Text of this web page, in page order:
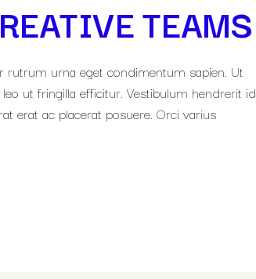
TEAMS
rutrum urna eget condimentum sapien. Ut
ut fringilla efficitur. Vestibulum hendrerit id
erat ac placerat posuere. Orci varius